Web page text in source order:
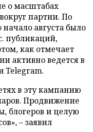
о масштабах
партии. По
августа было
публикаций,
как отмечает
активно ведется в
Telegram.
в эту кампанию
Продвижение
блогеров и целую
– заявил